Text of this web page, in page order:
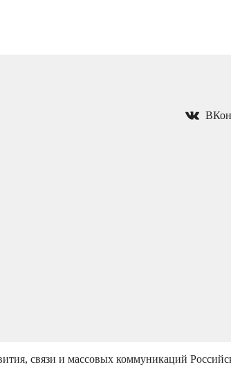
связи и массовых коммуникаций